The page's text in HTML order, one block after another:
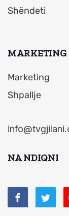
Shëndeti
MARKETING
Marketing
Shpallje
NA NDIQNI